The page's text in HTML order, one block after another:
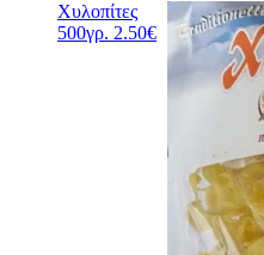
Χυλοπίτες
500γρ. 2.50€